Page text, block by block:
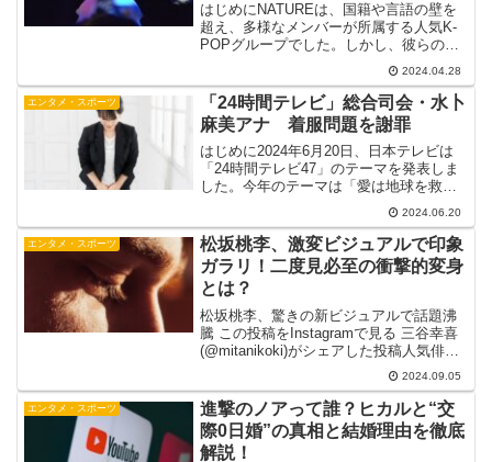
はじめにNATUREは、国籍や言語の壁を
超え、多様なメンバーが所属する人気K-
POPグループでした。しかし、彼らの活
動に残念なニュースが駆け巡りました。
そう、解散発表…。これまでNATUREの
音楽を愛し応援してくれたファンたち
は、この決断に...
2024.04.28
エンタメ・スポーツ
「24時間テレビ」総合司会・水卜
麻美アナ 着服問題を謝罪
はじめに2024年6月20日、日本テレビは
「24時間テレビ47」のテーマを発表しま
した。今年のテーマは「愛は地球を救う
のか？」で、チャリTシャツのデザインを
スタジオジブリの宮崎吾朗監督が担当し
ます。しかし、今回の発表は一部の問題
を抱えた中で...
2024.06.20
エンタメ・スポーツ
松坂桃李、激変ビジュアルで印象
ガラリ！二度見必至の衝撃的変身
とは？
松坂桃李、驚きの新ビジュアルで話題沸
騰 この投稿をInstagramで見る 三谷幸喜
(@mitanikoki)がシェアした投稿人気俳優
の松坂桃李さんが、驚くべき新しいビジ
ュアルで注目を集めています。2024年9月
5日、松坂さんは自身のIns...
2024.09.05
エンタメ・スポーツ
進撃のノアって誰？ヒカルと“交
際0日婚”の真相と結婚理由を徹底
解説！